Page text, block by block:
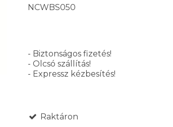
NCWBS050
- Biztonságos fizetés!
- Olcsó szállítás!
- Expressz kézbesítés!
Raktáron